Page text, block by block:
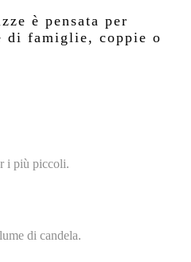
è pensata per
di famiglie, coppie o
i più piccoli.
di candela.